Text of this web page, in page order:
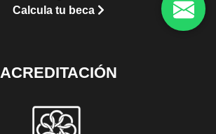
Calcula tu beca
ACREDITACIÓN